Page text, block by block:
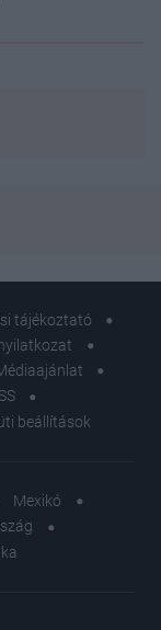
tájékoztató
beállítások
Mexikó